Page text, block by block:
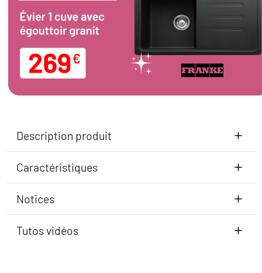
Description produit
Caractéristiques
Notices
Tutos vidéos